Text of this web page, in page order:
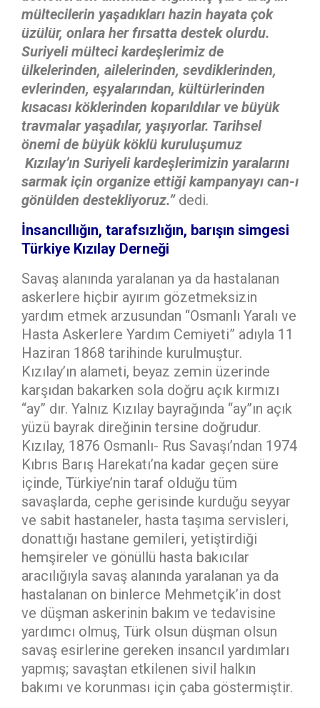
mültecilerin yaşadıkları hazin hayata çok
üzülür, onlara her fırsatta destek olurdu.
Suriyeli mülteci kardeşlerimiz de
ülkelerinden, ailelerinden, sevdiklerinden,
evlerinden, eşyalarından, kültürlerinden
kısacası köklerinden koparıldılar ve büyük
travmalar yaşadılar, yaşıyorlar. Tarihsel
önemi de büyük köklü kuruluşumuz
Kızılay’ın Suriyeli kardeşlerimizin yaralarını
sarmak için organize ettiği kampanyayı can-ı
gönülden destekliyoruz.” dedi.
İnsancıllığın, tarafsızlığın, barışın simgesi
Türkiye Kızılay Derneği
Savaş alanında yaralanan ya da hastalanan
askerlere hiçbir ayırım gözetmeksizin
yardım etmek arzusundan “Osmanlı Yaralı ve
Hasta Askerlere Yardım Cemiyeti” adıyla 11
Haziran 1868 tarihinde kurulmuştur.
Kızılay’ın alameti, beyaz zemin üzerinde
karşıdan bakarken sola doğru açık kırmızı
“ay” dır. Yalnız Kızılay bayrağında “ay”ın açık
yüzü bayrak direğinin tersine doğrudur.
Kızılay, 1876 Osmanlı- Rus Savaşı’ndan 1974
Kıbrıs Barış Harekatı’na kadar geçen süre
içinde, Türkiye’nin taraf olduğu tüm
savaşlarda, cephe gerisinde kurduğu seyyar
ve sabit hastaneler, hasta taşıma servisleri,
donattığı hastane gemileri, yetiştirdiği
hemşireler ve gönüllü hasta bakıcılar
aracılığıyla savaş alanında yaralanan ya da
hastalanan on binlerce Mehmetçik’in dost
ve düşman askerinin bakım ve tedavisine
yardımcı olmuş, Türk olsun düşman olsun
savaş esirlerine gereken insancıl yardımları
yapmış; savaştan etkilenen sivil halkın
bakımı ve korunması için çaba göstermiştir.